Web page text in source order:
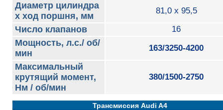
Диаметр цилиндра
х ход поршня, мм
81,0 x 95,5
Число клапанов 16
Мощность, л.с./ об/
мин
163/3250-4200
Максимальный
крутящий момент,
Нм / об/мин
380/1500-2750
Трансмиссия Audi A4